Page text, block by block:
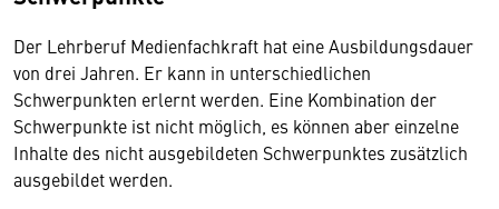
Der Lehrberuf Medienfachkraft hat eine Ausbildungsdauer
von drei Jahren. Er kann in unterschiedlichen
Schwerpunkten erlernt werden. Eine Kombination der
Schwerpunkte ist nicht möglich, es können aber einzelne
Inhalte des nicht ausgebildeten Schwerpunktes zusätzlich
ausgebildet werden.